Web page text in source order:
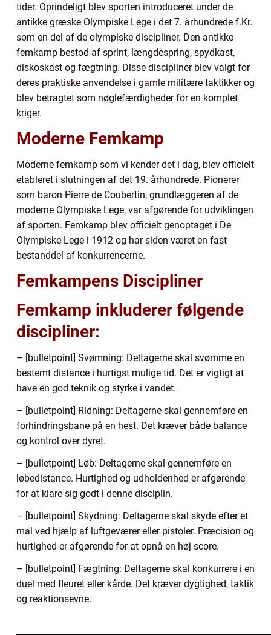
tider. Oprindeligt blev sporten introduceret under de
antikke græske Olympiske Lege i det 7. århundrede f.Kr.
som en del af de olympiske discipliner. Den antikke
femkamp bestod af sprint, længdespring, spydkast,
diskoskast og fægtning. Disse discipliner blev valgt for
deres praktiske anvendelse i gamle militære taktikker og
blev betragtet som nøglefærdigheder for en komplet
kriger.
Moderne Femkamp
Moderne femkamp som vi kender det i dag, blev officielt
etableret i slutningen af det 19. århundrede. Pionerer
som baron Pierre de Coubertin, grundlæggeren af de
moderne Olympiske Lege, var afgørende for udviklingen
af sporten. Femkamp blev officielt genoptaget i De
Olympiske Lege i 1912 og har siden været en fast
bestanddel af konkurrencerne.
Femkampens Discipliner
Femkamp inkluderer følgende
discipliner:
– [bulletpoint] Svømning: Deltagerne skal svømme en
bestemt distance i hurtigst mulige tid. Det er vigtigt at
have en god teknik og styrke i vandet.
– [bulletpoint] Ridning: Deltagerne skal gennemføre en
forhindringsbane på en hest. Det kræver både balance
og kontrol over dyret.
– [bulletpoint] Løb: Deltagerne skal gennemføre en
løbedistance. Hurtighed og udholdenhed er afgørende
for at klare sig godt i denne disciplin.
– [bulletpoint] Skydning: Deltagerne skal skyde efter et
mål ved hjælp af luftgeværer eller pistoler. Præcision og
hurtighed er afgørende for at opnå en høj score.
– [bulletpoint] Fægtning: Deltagerne skal konkurrere i en
duel med fleuret eller kårde. Det kræver dygtighed, taktik
og reaktionsevne.